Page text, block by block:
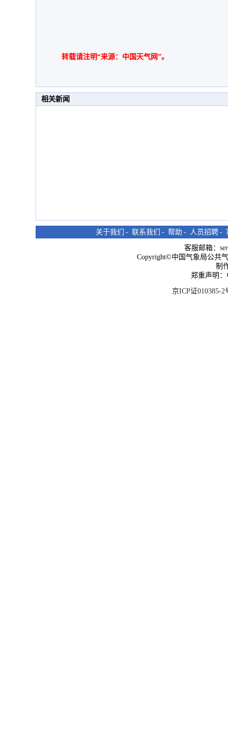
转载请注明“来源：中国天气网”。
相关新闻
关于我们 - 联系我们 - 帮助 - 人员招聘 -
客服邮箱：
Copyright©中国气象局公共
制
郑重声明
京ICP证010385-2